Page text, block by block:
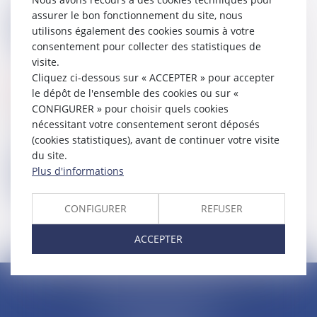
Se connecter
Mot de passe perdu
Identifiant
Réinitialiser mon mot de passe
assurer le bon fonctionnement du site, nous
utilisons également des cookies soumis à votre
consentement pour collecter des statistiques de
visite.
Cliquez ci-dessous sur « ACCEPTER » pour accepter
le dépôt de l'ensemble des cookies ou sur «
CONFIGURER » pour choisir quels cookies
nécessitant votre consentement seront déposés
(cookies statistiques), avant de continuer votre visite
du site.
Plus d'informations
CONFIGURER REFUSER
ACCEPTER